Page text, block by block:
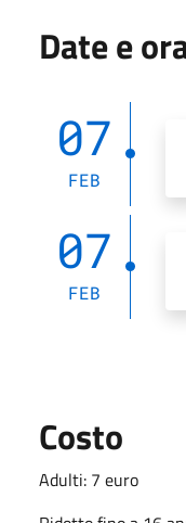
Date e
07
FEB
07
FEB
Costo
Adulti: 7 euro